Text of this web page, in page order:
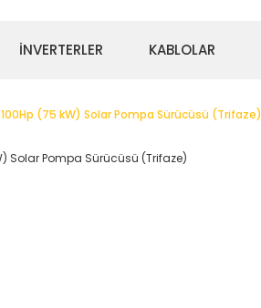
İNVERTERLER KABLOLAR
100Hp (75 kW) Solar Pompa Sürücüsü (Trifaze)